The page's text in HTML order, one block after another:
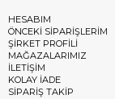
HESABIM
ÖNCEKİ SİPARİŞLERİM
ŞİRKET PROFİLİ
MAĞAZALARIMIZ
İLETİŞİM
KOLAY İADE
SİPARİŞ TAKİP